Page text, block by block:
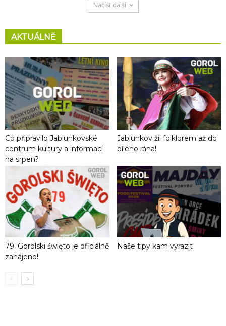
Načíst další
AKTUÁLNĚ
Co připravilo Jablunkovské
centrum kultury a informací
na srpen?
Jablunkov žil folklorem až do
bílého rána!
79. Gorolski święto je oficiálně
zahájeno!
Naše tipy kam vyrazit